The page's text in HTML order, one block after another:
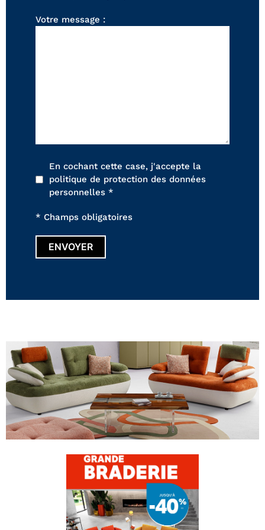
Tous les produits
Votre message :
En cochant cette case, j'accepte la
politique de protection des données
personnelles *
* Champs obligatoires